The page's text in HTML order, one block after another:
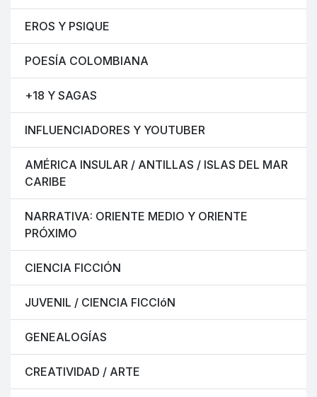
EROS Y PSIQUE
POESÍA COLOMBIANA
+18 Y SAGAS
INFLUENCIADORES Y YOUTUBER
AMÉRICA INSULAR / ANTILLAS / ISLAS DEL MAR
CARIBE
NARRATIVA: ORIENTE MEDIO Y ORIENTE
PRÓXIMO
CIENCIA FICCIÓN
JUVENIL / CIENCIA FICCIóN
GENEALOGÍAS
CREATIVIDAD / ARTE